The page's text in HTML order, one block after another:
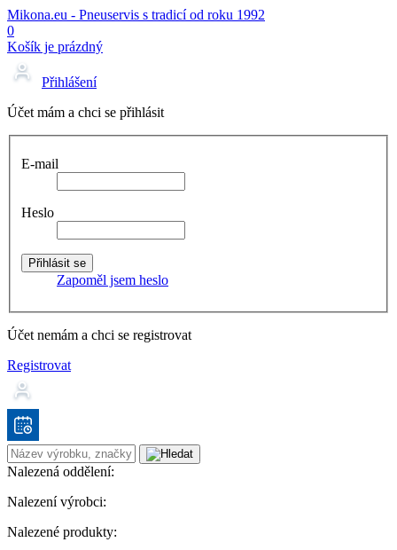
Mikona.eu - Pneuservis s tradicí od roku 1992
0
Košík je prázdný
Přihlášení
Účet mám a chci se přihlásit
E-mail
Heslo
Zapoměl jsem heslo
Účet nemám a chci se registrovat
Registrovat
Nalezená oddělení:
Nalezení výrobci:
Nalezené produkty: